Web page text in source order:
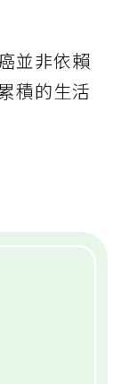
並非依賴
積的生活